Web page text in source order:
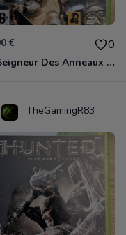
€ 0
Le Seigneur Des Anneaux - L'âge Des Conquêtes Xbox 360
TheGamingR83